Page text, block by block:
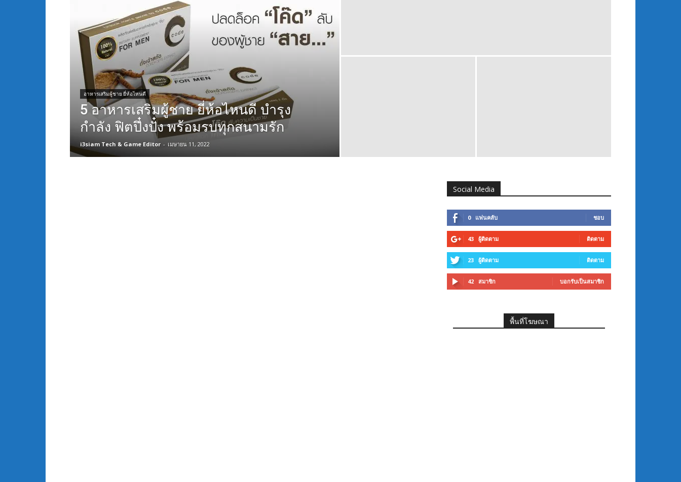
อาหารเสริมผู้ชาย ยี่ห้อไหนดี
5 อาหารเสริมผู้ชาย ยี่ห้อไหนดี บำรุง
กำลัง ฟิตปึ๋งปั๋ง พร้อมรบทุกสนามรัก
i3siam Tech & Game Editor - เมษายน 11, 2022
Social Media
0 แฟนคลับ ชอบ
43 ผู้ติดตาม ติดตาม
23 ผู้ติดตาม ติดตาม
42 สมาชิก บอกรับเป็นสมาชิก
พื้นที่โฆษณา